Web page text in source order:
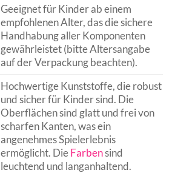
Geeignet für Kinder ab einem
empfohlenen Alter, das die sichere
Handhabung aller Komponenten
gewährleistet (bitte Altersangabe
auf der Verpackung beachten).
Hochwertige Kunststoffe, die robust
und sicher für Kinder sind. Die
Oberflächen sind glatt und frei von
scharfen Kanten, was ein
angenehmes Spielerlebnis
ermöglicht. DieFarbensind
leuchtend und langanhaltend.